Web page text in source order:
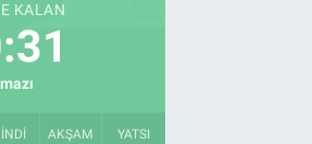
KALAN
AKŞAM YATSI